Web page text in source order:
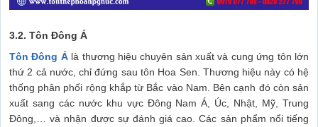
3.2. Tôn Đông Á
Tôn Đông Álà thương hiệu chuyên sản xuất và cung ứng tôn lớn
thứ 2 cả nước, chỉ đứng sau tôn Hoa Sen. Thương hiệu này có hệ
thống phân phối rộng khắp từ Bắc vào Nam. Bên cạnh đó còn sản
xuất sang các nước khu vực Đông Nam Á, Úc, Nhật, Mỹ, Trung
Đông,… và nhận được sự đánh giá cao. Các sản phẩm nổi tiếng